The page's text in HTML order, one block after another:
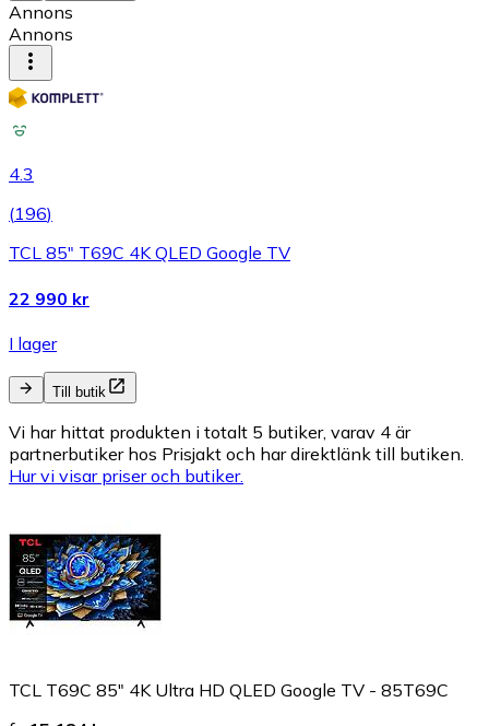
Annons
Annons
4.3
(196)
TCL 85" T69C 4K QLED Google TV
22 990 kr
I lager
Till butik
Vi har hittat produkten i totalt 5 butiker, varav 4 är
partnerbutiker hos Prisjakt och har direktlänk till butiken.
Hur vi visar priser och butiker.
TCL T69C 85" 4K Ultra HD QLED Google TV - 85T69C